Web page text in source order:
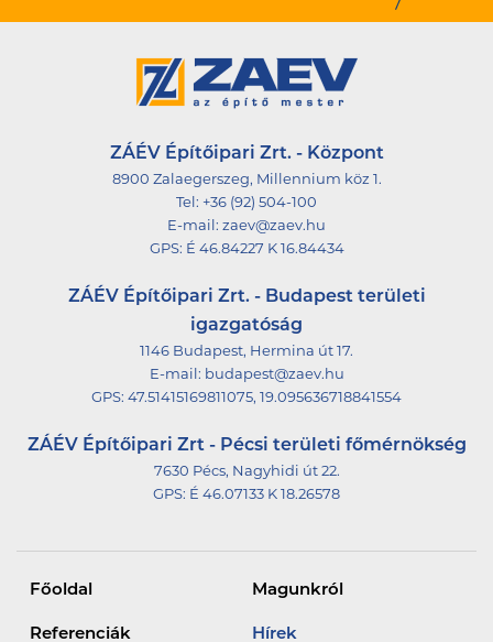
ZÁÉV Építőipari Zrt. - Központ
8900 Zalaegerszeg, Millennium köz 1.
Tel: +36 (92) 504-100
E-mail: zaev@zaev.hu
GPS: É 46.84227 K 16.84434
ZÁÉV Építőipari Zrt. - Budapest területi
igazgatóság
1146 Budapest, Hermina út 17.
E-mail: budapest@zaev.hu
GPS: 47.51415169811075, 19.095636718841554
ZÁÉV Építőipari Zrt - Pécsi területi főmérnökség
7630 Pécs, Nagyhidi út 22.
GPS: É 46.07133 K 18.26578
Főoldal Magunkról
Referenciák Hírek